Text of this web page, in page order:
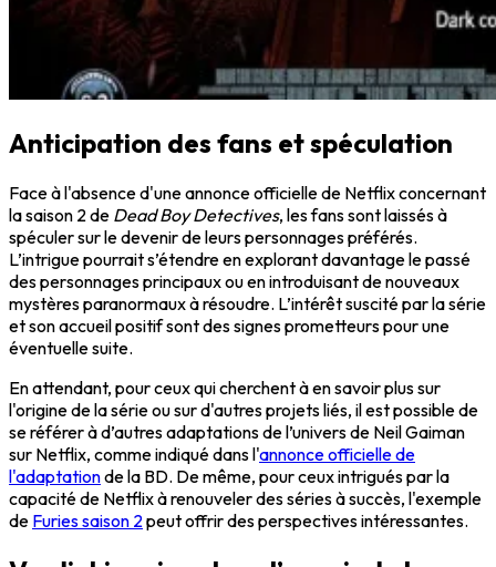
Anticipation des fans et spéculation
Face à l'absence d'une annonce officielle de Netflix concernant
la saison 2 de Dead Boy Detectives, les fans sont laissés à
spéculer sur le devenir de leurs personnages préférés.
L’intrigue pourrait s’étendre en explorant davantage le passé
des personnages principaux ou en introduisant de nouveaux
mystères paranormaux à résoudre. L’intérêt suscité par la série
et son accueil positif sont des signes prometteurs pour une
éventuelle suite.
En attendant, pour ceux qui cherchent à en savoir plus sur
l'origine de la série ou sur d'autres projets liés, il est possible de
se référer à d’autres adaptations de l’univers de Neil Gaiman
sur Netflix, comme indiqué dans l'annonce officielle de
l'adaptationde la BD. De même, pour ceux intrigués par la
capacité de Netflix à renouveler des séries à succès, l'exemple
de Furies saison 2peut offrir des perspectives intéressantes.